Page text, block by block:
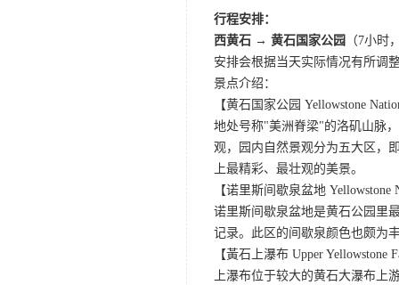
行程安排：
西黄石 → 黄石国家公园
（7小时
安排会根据当天实际情况有所调
景点介绍：
【黄石国家公园 Yellowstone
地处号称"美洲脊梁"的洛矶山脉
观，园内自然景观分为五大区，
上最精彩、最壮观的美景。
【诺里斯间歇泉盆地 Yellowstone
诺里斯间歇泉盆地是黄石公园里
记录。此区的间歇泉颜色也颇为
【黃石上瀑布 Upper Yellowstone
上瀑布位于较大的黄石大瀑布上